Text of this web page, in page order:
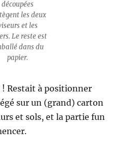
découpées
les deux
et les
Le reste est
dans du
papier.
Restait à positionner
sur un (grand) carton
et sols, et la partie fun